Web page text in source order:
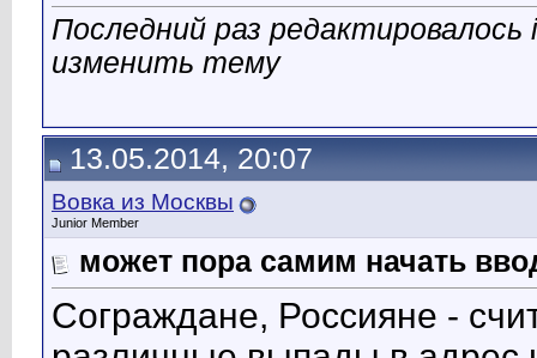
Последний раз
изменить тему
13.05.2014, 20:07
Вовка из Москвы
Junior Member
может пора самим начать
Сограждане, Россияне -